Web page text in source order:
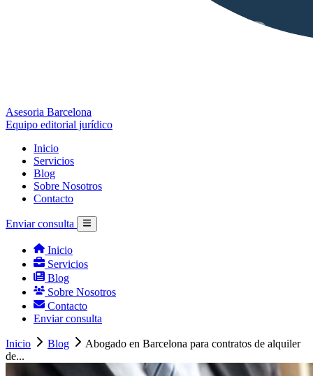
Asesoria Barcelona
Equipo editorial jurídico
Inicio
Servicios
Blog
Sobre Nosotros
Contacto
Enviar consulta
Inicio
Servicios
Blog
Sobre Nosotros
Contacto
Enviar consulta
Inicio Blog
Abogado en Barcelona para contratos de alquiler
de...